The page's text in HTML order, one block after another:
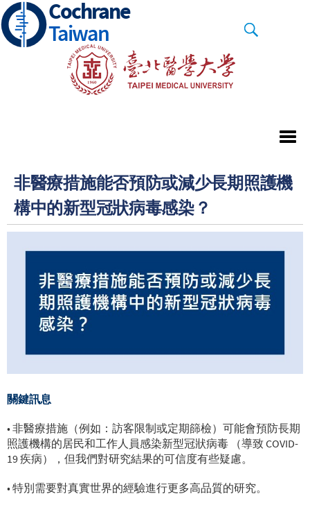
Skip
to
main
Cochrane
Taiwan
非醫療措施能否預防或減少長期照護機
構中的新型冠狀病毒感染？
關鍵訊息
• 非醫療措施（例如：訪客限制或定期篩檢）可能會預防長期
照護機構的居民和工作人員感染新型冠狀病毒 （導致 COVID-
19 疾病），但我們對研究結果的可信度有些疑慮。
• 特別需要對真實世界的經驗進行更多高品質的研究。